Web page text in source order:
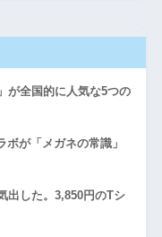
が全国的に人気な5つの
ボが「メガネの常識」
出した。3,850円のTシ